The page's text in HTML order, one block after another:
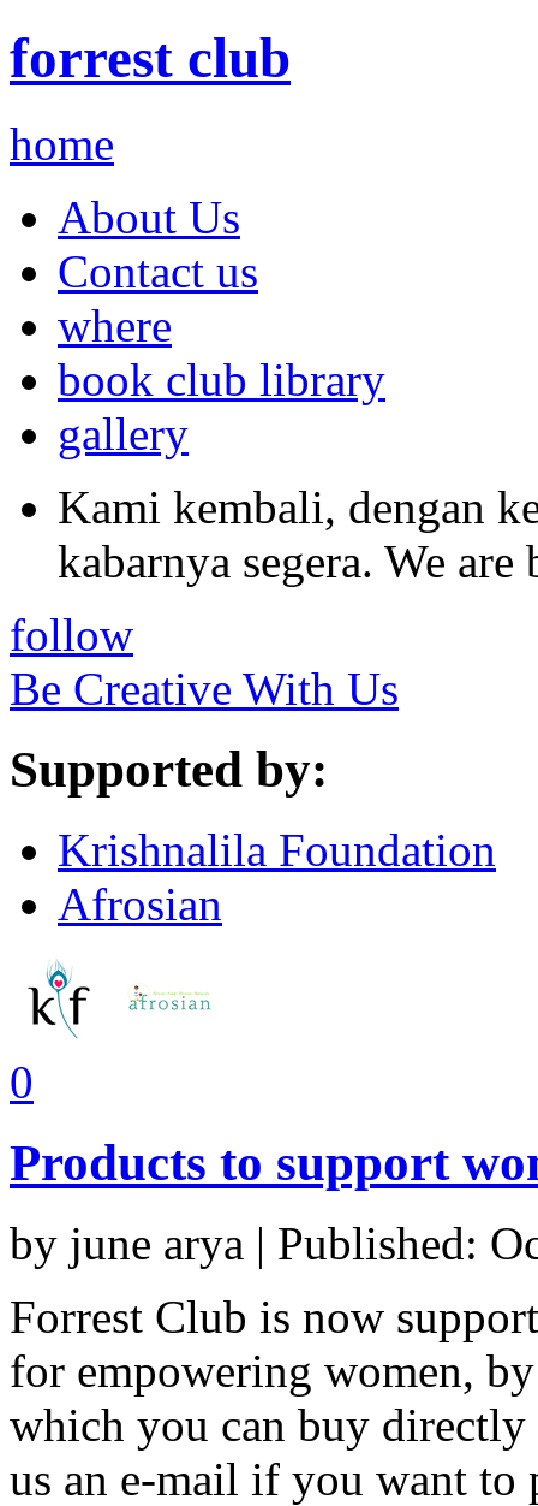
forrest club
home
About Us
Contact us
where
book club library
gallery
Kami kembali, dengan
kabarnya segera. We
follow
Be Creative With Us
Supported by:
Krishnalila Foundation
Afrosian
0
Products to support
by june arya | Published:
Forrest Club is now
for empowering women,
which you can buy
us an e-mail if you want to